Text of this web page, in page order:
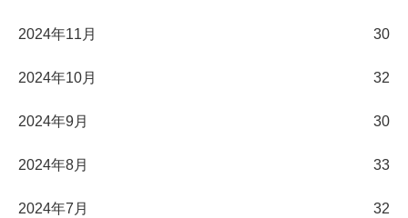
2024年11月 30
2024年10月 32
2024年9月 30
2024年8月 33
2024年7月 32